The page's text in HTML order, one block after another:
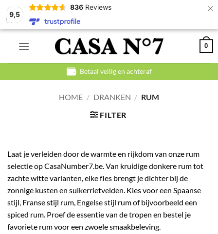
9,5
836 Reviews ×
Ga
0
Betaal veilig en achteraf
HOME / DRANKEN / RUM
FILTER
Laat je verleiden door de warmte en rijkdom van onze rum
selectie op CasaNumber7.be. Van kruidige donkere rum tot
zachte witte varianten, elke fles brengt je dichter bij de
zonnige kusten en suikerrietvelden. Kies voor een Spaanse
stijl, Franse stijl rum, Engelse stijl rum of bijvoorbeeld een
spiced rum. Proef de essentie van de tropen en bestel je
favoriete rum voor een zwoele smaakbeleving.